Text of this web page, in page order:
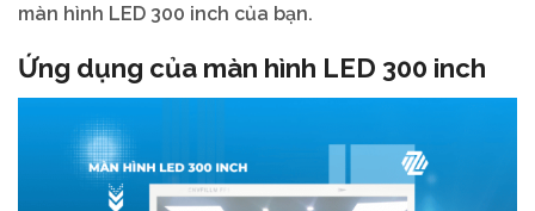
màn hình LED 300 inch của bạn.
Ứng dụng của màn hình LED 300 inch